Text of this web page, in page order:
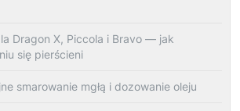
Dragon X, Piccola i Bravo — jak
się pierścieni
smarowanie mgłą i dozowanie oleju